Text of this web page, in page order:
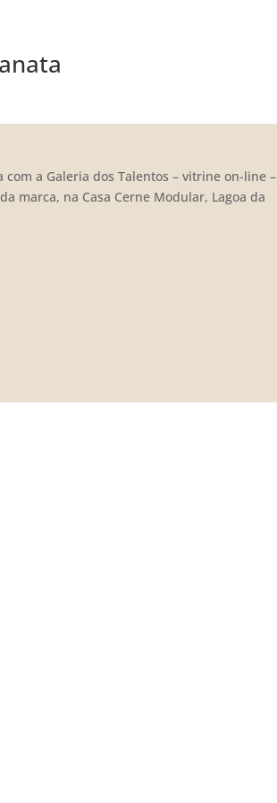
a Galeria dos Talentos – vitrine on-line –
marca, na Casa Cerne Modular, Lagoa da